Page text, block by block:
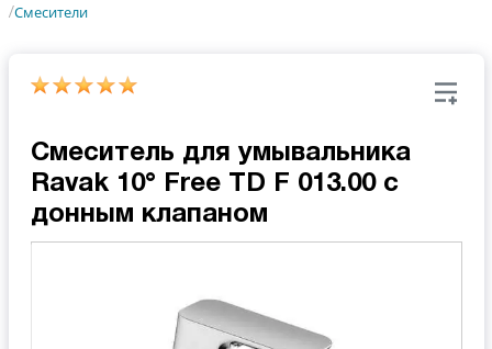
/Смесители
Смеситель для умывальника
Ravak 10° Free TD F 013.00 с
донным клапаном